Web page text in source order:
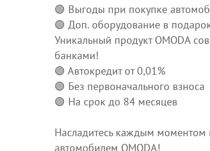
🟢 Выгоды при покупке
🟢 Доп. оборудование в
Уникальный продукт OMODA
банками!
🟢 Автокредит от 0,01%
🟢 Без первоначального взноса
🟢 На срок до 84 месяцев
Насладитесь каждым моментом
автомобилем OMODA!